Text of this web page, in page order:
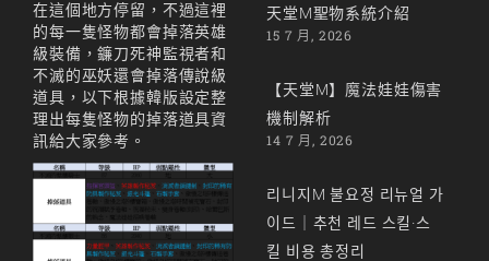
在這個地方停留，不過這裡
的每一隻怪物都會掉落英雄
級裝備，鐮刀死神監視者和
不滅的巫妖還會掉落傳說級
道具，以下根據韓版設定整
理出每隻怪物的掉落道具資
訊給大家參考。
天堂M聖物系統介紹
15 7 月, 2026
【天堂M】魔法娃娃傷害
機制解析
14 7 月, 2026
리니지M 불요정 리뉴얼 가
이드｜추천 레드 스킬·스
킬 비용 총정리